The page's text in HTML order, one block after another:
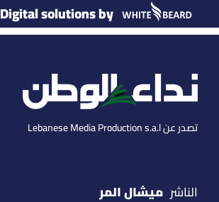
Digital solutions by
تصدر عن Lebanese Media Production s.a.l
الناشر ميشال المر